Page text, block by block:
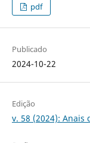
pdf
Publicado
2024-10-22
Edição
v. 58 (2024): Anais